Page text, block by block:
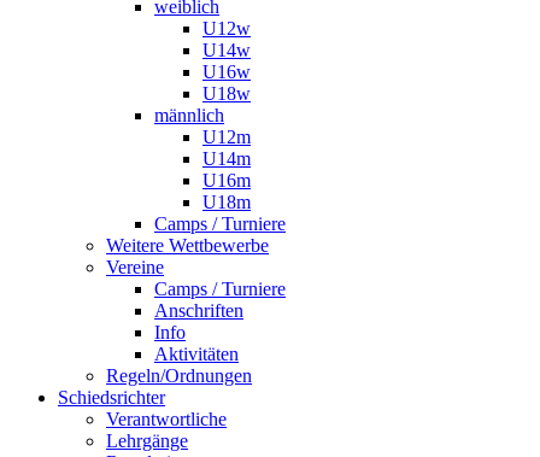
weiblich
U12w
U14w
U16w
U18w
männlich
U12m
U14m
U16m
U18m
Camps / Turniere
Weitere Wettbewerbe
Vereine
Camps / Turniere
Anschriften
Info
Aktivitäten
Regeln/Ordnungen
Schiedsrichter
Verantwortliche
Lehrgänge